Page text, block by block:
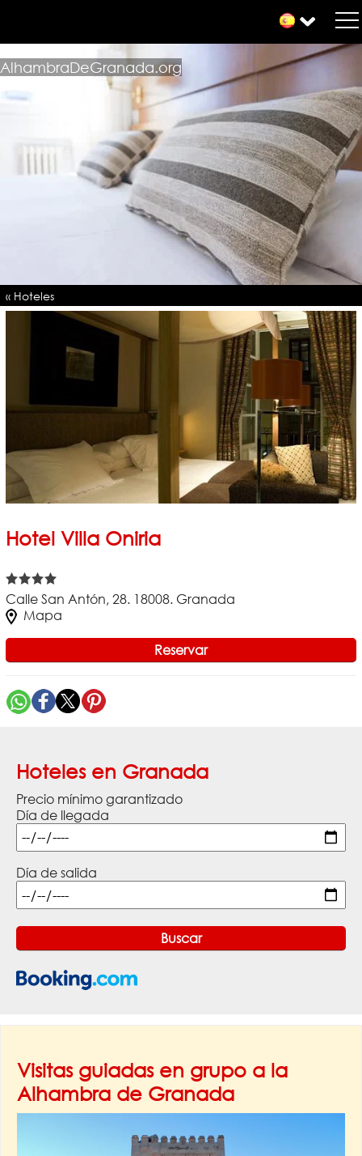
AlhambraDeGranada.org
« Hoteles
Hotel Villa Oniria
Calle San Antón, 28. 18008. Granada
Mapa
Reservar
Hoteles en Granada
Precio mínimo garantizado
Día de llegada
Día de salida
Visitas guiadas en grupo a la
Alhambra de Granada